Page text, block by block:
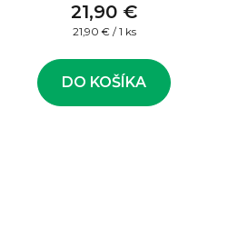
21,90 €
Jednotková
21,90 € / 1 ks
DO KOŠÍKA